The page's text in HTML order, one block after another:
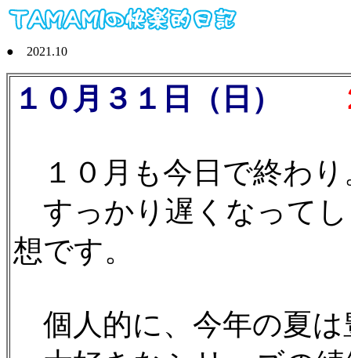
● 2021.10
１０月３１日（日） ２
１０月も今日で終わり
すっかり遅くなって
想です。
個人的に、今年の夏は